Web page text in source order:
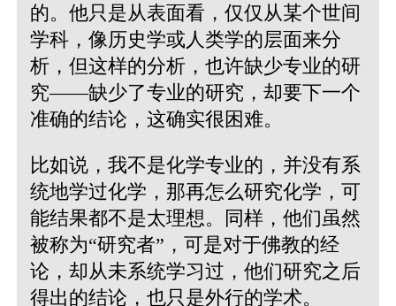
的。他只是从表面看，仅仅从某个世间
学科，像历史学或人类学的层面来分
析，但这样的分析，也许缺少专业的研
究——缺少了专业的研究，却要下一个
准确的结论，这确实很困难。
比如说，我不是化学专业的，并没有系
统地学过化学，那再怎么研究化学，可
能结果都不是太理想。同样，他们虽然
被称为“研究者”，可是对于佛教的经
论，却从未系统学习过，他们研究之后
得出的结论，也只是外行的学术。